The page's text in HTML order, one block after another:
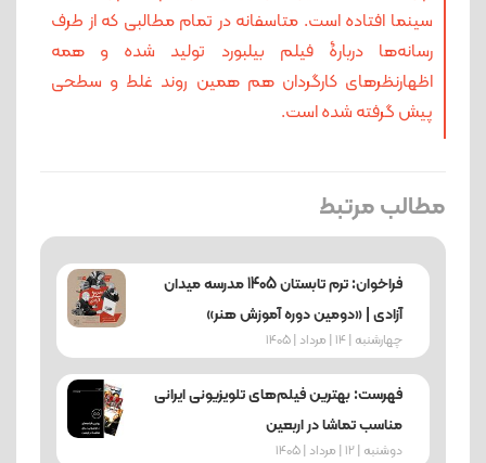
سینما افتاده است. متاسفانه در تمام مطالبی که از طرف
رسانه‌ها دربارۀ فیلم بیلبورد تولید شده و همه
اظهارنظرهای کارگردان هم همین روند غلط و سطحی
پیش گرفته شده است.
مطالب مرتبط
فراخوان: ترم تابستان 1405 مدرسه میدان
آزادی | «دومین دوره آموزش هنر»
چهارشنبه | 14 | مرداد | 1405
فهرست: بهترین فیلم‌های تلویزیونی ایرانی
مناسب تماشا در اربعین
دوشنبه | 12 | مرداد | 1405